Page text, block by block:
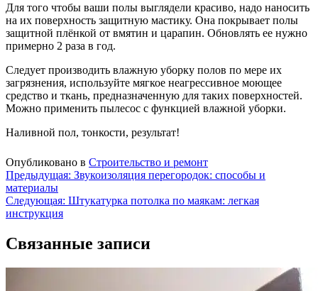
Для того чтобы ваши полы выглядели красиво, надо наносить
на их поверхность защитную мастику. Она покрывает полы
защитной плёнкой от вмятин и царапин. Обновлять ее нужно
примерно 2 раза в год.
Следует производить влажную уборку полов по мере их
загрязнения, используйте мягкое неагрессивное моющее
средство и ткань, предназначенную для таких поверхностей.
Можно применить пылесос с функцией влажной уборки.
Наливной пол, тонкости, результат!
Опубликовано в Строительство и ремонт
Навигация
по
записям
Предыдущая: Звукоизоляция перегородок: способы и
материалы
Следующая: Штукатурка потолка по маякам: легкая
инструкция
Связанные записи